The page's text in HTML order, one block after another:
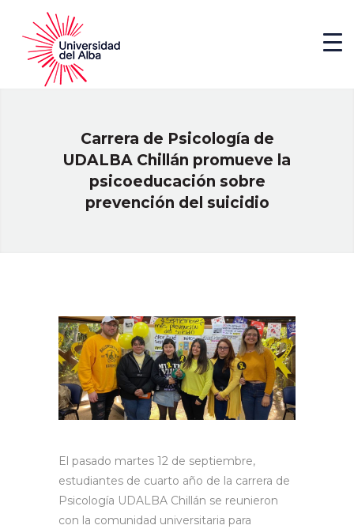
Carrera de Psicología de
UDALBA Chillán promueve la
psicoeducación sobre
prevención del suicidio
El pasado martes 12 de septiembre,
estudiantes de cuarto año de la carrera de
Psicología UDALBA Chillán se reunieron
con la comunidad universitaria para